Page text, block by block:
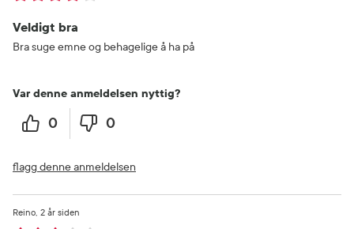
Veldigt bra
Bra suge emne og behagelige å ha på
Var denne anmeldelsen nyttig?
0 0
flagg denne anmeldelsen
2 år siden
Reino